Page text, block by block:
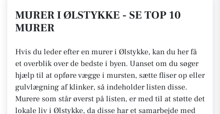
MURER I ØLSTYKKE - SE TOP 10
MURER
Hvis du leder efter en murer i Ølstykke, kan du her få
et overblik over de bedste i byen. Uanset om du søger
hjælp til at opføre vægge i mursten, sætte fliser op eller
gulvlægning af klinker, så indeholder listen disse.
Murere som står øverst på listen, er med til at støtte det
lokale liv i Ølstykke, da disse har et samarbejde med